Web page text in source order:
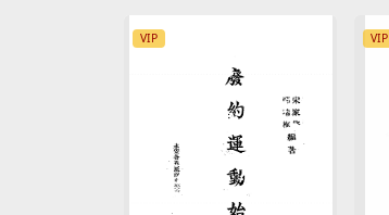
VIP VIP